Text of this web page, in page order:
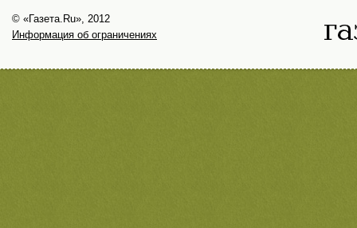
© «Газета.Ru», 2012
Информация об ограничениях